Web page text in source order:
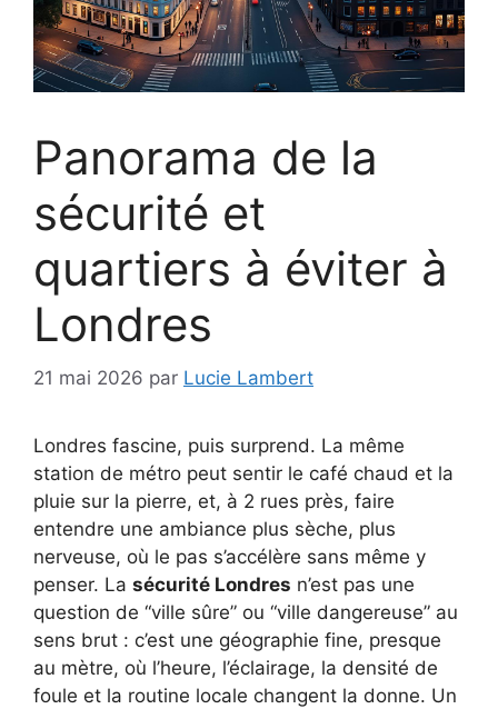
Panorama de la
sécurité et
quartiers à éviter à
Londres
21 mai 2026 par Lucie Lambert
Londres fascine, puis surprend. La même
station de métro peut sentir le café chaud et la
pluie sur la pierre, et, à 2 rues près, faire
entendre une ambiance plus sèche, plus
nerveuse, où le pas s’accélère sans même y
penser. La sécurité Londres n’est pas une
question de “ville sûre” ou “ville dangereuse” au
sens brut : c’est une géographie fine, presque
au mètre, où l’heure, l’éclairage, la densité de
foule et la routine locale changent la donne. Un